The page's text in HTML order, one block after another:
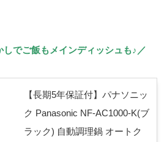
しでご飯もメインディッシュも♪／
【長期5年保証付】パナソニッ
ク Panasonic NF-AC1000-K(ブ
ラック) 自動調理鍋 オートク